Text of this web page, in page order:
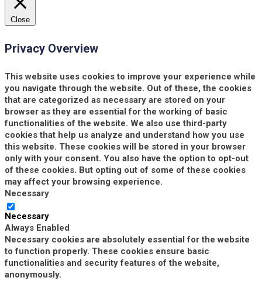
Close
Privacy Overview
This website uses cookies to improve your experience while
you navigate through the website. Out of these, the cookies
that are categorized as necessary are stored on your
browser as they are essential for the working of basic
functionalities of the website. We also use third-party
cookies that help us analyze and understand how you use
this website. These cookies will be stored in your browser
only with your consent. You also have the option to opt-out
of these cookies. But opting out of some of these cookies
may affect your browsing experience.
Necessary
Necessary
Always Enabled
Necessary cookies are absolutely essential for the website
to function properly. These cookies ensure basic
functionalities and security features of the website,
anonymously.